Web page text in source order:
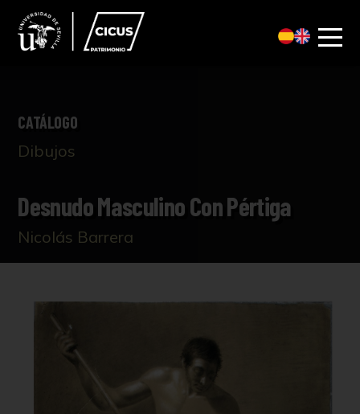
CATÁLOGO
Dibujos
Desnudo Masculino Con Pértiga
Nicolás Barrera